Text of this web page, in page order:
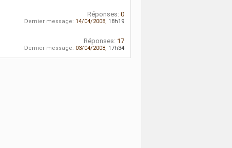
Réponses: 0
Dernier message: 14/04/2008, 18h19
Réponses: 17
Dernier message: 03/04/2008, 17h34